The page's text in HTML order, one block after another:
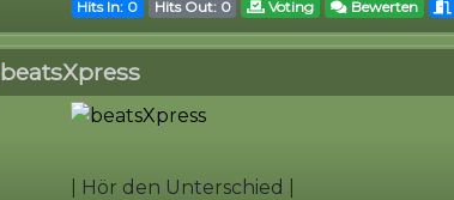
Hits In: 0 Hits Out: 0 Voting Bewerten
beatsXpress
| Hör den Unterschied |